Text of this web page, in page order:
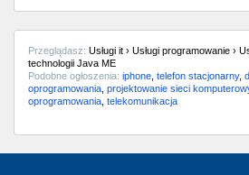
Przeglądasz: Usługi it › Usługi programowanie ›
technologii Java ME
Podobne ogłoszenia: iphone telefon stacjonarny,
oprogramowania projektowanie sieci
oprogramowania telekomunikacja